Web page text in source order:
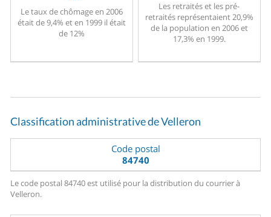
Le taux de chômage en 2006
était de 9,4% et en 1999 il était
de 12%
Les retraités et les pré-
retraités représentaient 20,9%
de la population en 2006 et
17,3% en 1999.
Classification administrative de Velleron
Code postal
84740
Le code postal 84740 est utilisé pour la distribution du courrier à
Velleron.